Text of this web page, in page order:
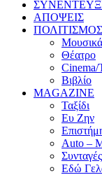
ΑΠΟΨΕΙΣ
ΠΟΛΙΤΙΣΜΟΣ
Θέατρο
Βιβλίο
MAGAZINE
Ταξίδι
Ευ Ζην
Auto –
Εδώ